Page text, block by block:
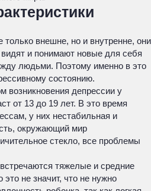
внешне, но и внутренне, они
и понимают новые для себя
людьми. Поэтому именно в это
состоянию.
возникновения депрессии у
от 13 до 19 лет. В это время
у них нестабильная и
окружающий мир
стекло, все проблемы
тяжелые и средние
не значит, что не нужно